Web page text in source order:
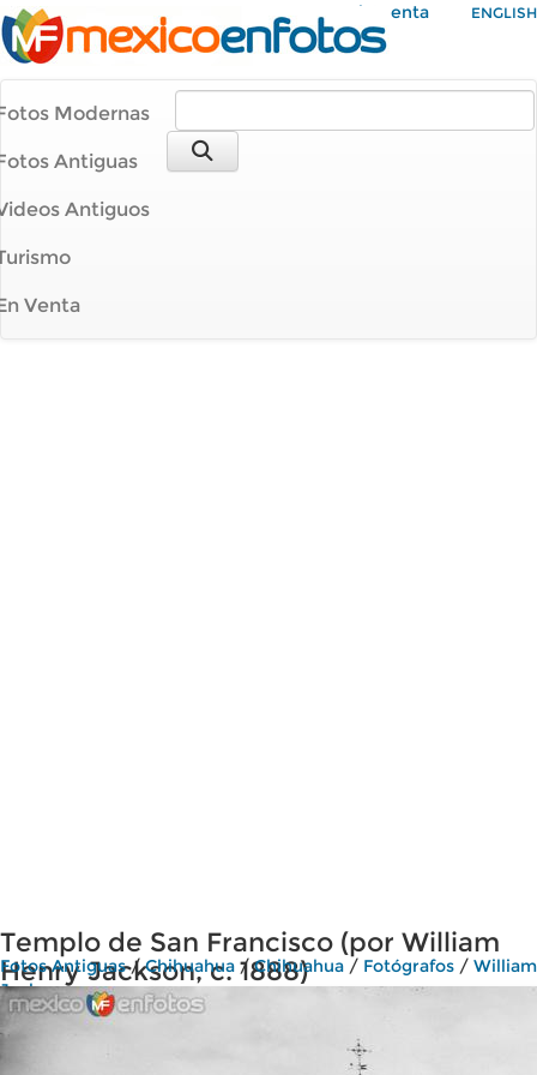
Mi Cuenta ENGLISH
Modernas
Antiguas
Antiguos
Venta
Templo de San Francisco (por William
Henry Jackson, c. 1888)
Fotos Antiguas/Chihuahua /Chihuahua / Fotógrafos / William
Jackson